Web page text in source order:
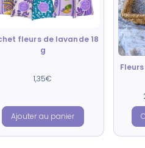
fleurs de lavande 18
g
Note
4.88
1,35€
Ajouter au panier